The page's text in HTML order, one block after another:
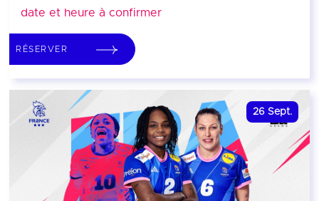
date et heure à confirmer
RÉSERVER
26 Sept.